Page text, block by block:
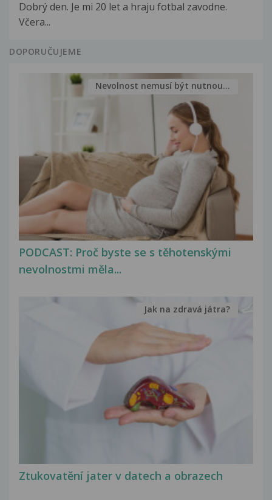
Dobrý den. Je mi 20 let a hraju fotbal zavodne.
Včera...
DOPORUČUJEME
PODCAST: Proč byste se s těhotenskými
nevolnostmi měla...
Nevolnost nemusí být nutnou...
Ztukovatění jater v datech a obrazech
Jak na zdravá játra?